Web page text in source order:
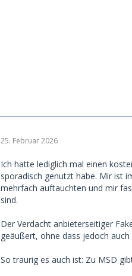
25. Februar 2026
Ich hatte lediglich mal einen
sporadisch genutzt habe. Mir ist
mehrfach auftauchten und mir
sind.
Der Verdacht anbieterseitiger
geäußert, ohne dass jedoch
So traurig es auch ist: Zu MSD